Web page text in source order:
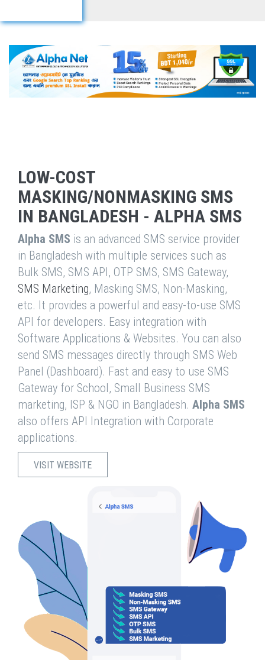
LOW-COST
MASKING/NONMASKING SMS
IN BANGLADESH - ALPHA SMS
Alpha SMS is an advanced SMS service provider
in Bangladesh with multiple services such as
Bulk SMS, SMS API, OTP SMS, SMS Gateway,
SMS Marketing, Masking SMS, Non-Masking,
etc. It provides a powerful and easy-to-use SMS
API for developers. Easy integration with
Software Applications & Websites. You can also
send SMS messages directly through SMS Web
Panel (Dashboard). Fast and easy to use SMS
Gateway for School, Small Business SMS
marketing, ISP & NGO in Bangladesh. Alpha SMS
also offers API Integration with Corporate
applications.
VISIT WEBSITE